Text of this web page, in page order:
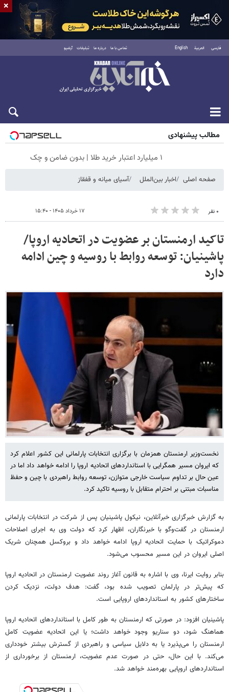
فارسی العربية English تماس با ما درباره ما تبلیغات آرشیو
جمعه ۱۶ مرداد ۱۴۰۵
مطالب پیشنهادی
۱ میلیارد اعتبار خرید طلا | بدون ضامن و چک
صفحه اصلی اخبار بین‌الملل آسیای میانه و قفقاز
۰ نفر ۱۷ خرداد ۱۴۰۵ - ۱۵:۴۰
تاکید ارمنستان بر عضویت در اتحادیه اروپا/
پاشینیان: توسعه روابط با روسیه و چین ادامه
دارد
نخست‌وزیر ارمنستان همزمان با برگزاری انتخابات پارلمانی این کشور اعلام کرد
که ایروان مسیر همگرایی با استانداردهای اتحادیه اروپا را ادامه خواهد داد اما در
عین حال بر تداوم سیاست خارجی متوازن، توسعه روابط راهبردی با چین و حفظ
مناسبات مبتنی بر احترام متقابل با روسیه تاکید کرد.
به گزارش خبرگزاری خبرآنلاین، نیکول پاشینیان پس از شرکت در انتخابات پارلمانی
ارمنستان در گفت‌وگو با خبرنگاران، اظهار کرد که دولت وی به اجرای اصلاحات
دموکراتیک با حمایت اتحادیه اروپا ادامه خواهد داد و بروکسل همچنان شریک
اصلی ایروان در این مسیر محسوب می‌شود.
بنابر روایت ایرنا، وی با اشاره به قانون آغاز روند عضویت ارمنستان در اتحادیه اروپا
که پیش‌تر در پارلمان تصویب شده بود، گفت: هدف دولت، نزدیک کردن
ساختارهای کشور به استانداردهای اروپایی است.
پاشینیان افزود: در صورتی که ارمنستان به طور کامل با استانداردهای اتحادیه اروپا
هماهنگ شود، دو سناریو وجود خواهد داشت؛ یا این اتحادیه عضویت کامل
ارمنستان را می‌پذیرد یا به دلایل سیاسی و راهبردی از گسترش بیشتر خودداری
می‌کند. با این حال، حتی در صورت عدم عضویت، ارمنستان از برخورداری از
استانداردهای اروپایی بهره‌مند خواهد شد.
×